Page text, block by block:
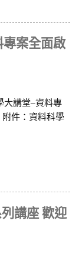
案全面啟
大講堂–資料專
件：資料科學
講座 歡迎